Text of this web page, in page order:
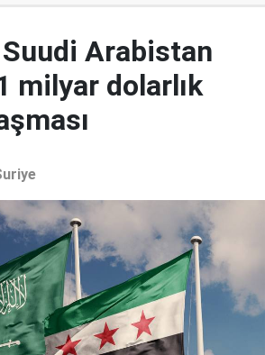
Arabistan
milyar dolarlık